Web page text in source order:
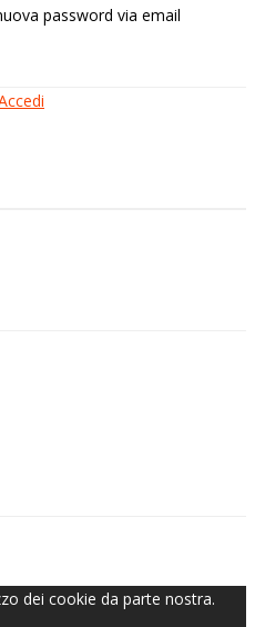
password via email
dei cookie da parte nostra.